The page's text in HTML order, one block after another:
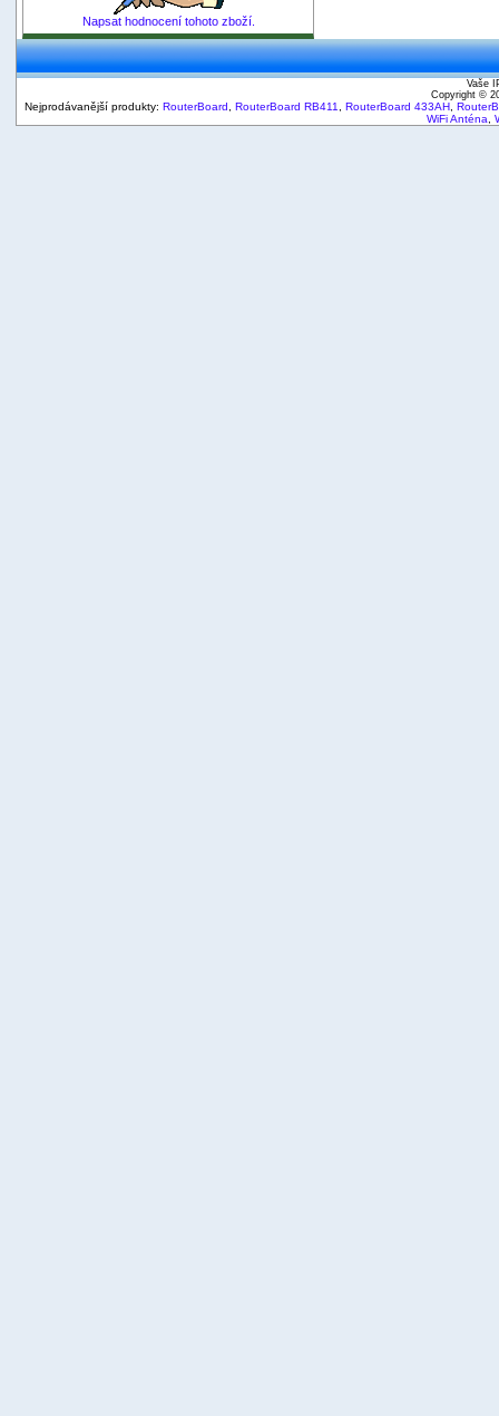
Napsat hodnocení tohoto zboží.
Vaše
Copyright ©
Nejprodávanější produkty: RouterBoard RouterBoard RB411 RouterBoard 433AH
WiFi Anténa